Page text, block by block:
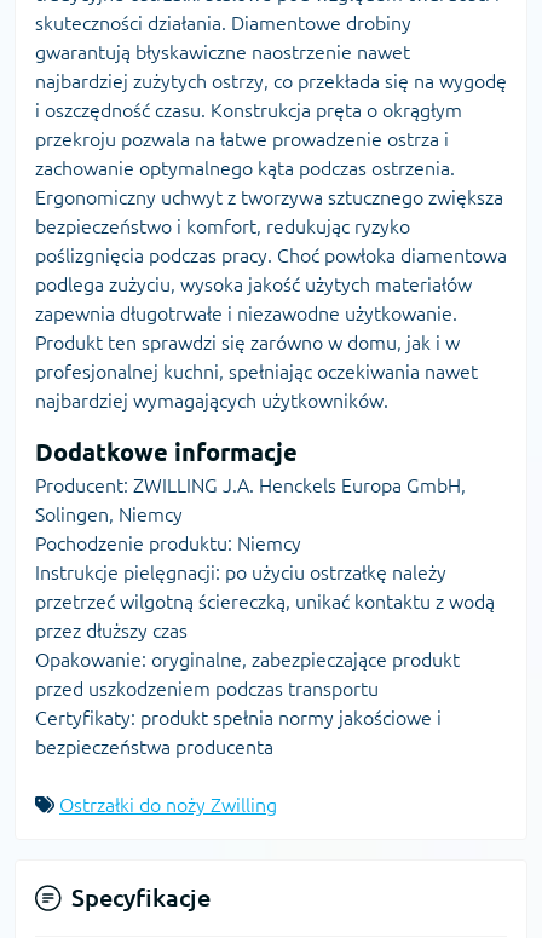
skuteczności działania. Diamentowe drobiny
gwarantują błyskawiczne naostrzenie nawet
najbardziej zużytych ostrzy, co przekłada się na wygodę
i oszczędność czasu. Konstrukcja pręta o okrągłym
przekroju pozwala na łatwe prowadzenie ostrza i
zachowanie optymalnego kąta podczas ostrzenia.
Ergonomiczny uchwyt z tworzywa sztucznego zwiększa
bezpieczeństwo i komfort, redukując ryzyko
poślizgnięcia podczas pracy. Choć powłoka diamentowa
podlega zużyciu, wysoka jakość użytych materiałów
zapewnia długotrwałe i niezawodne użytkowanie.
Produkt ten sprawdzi się zarówno w domu, jak i w
profesjonalnej kuchni, spełniając oczekiwania nawet
najbardziej wymagających użytkowników.
Dodatkowe informacje
Producent: ZWILLING J.A. Henckels Europa GmbH,
Solingen, Niemcy
Pochodzenie produktu: Niemcy
Instrukcje pielęgnacji: po użyciu ostrzałkę należy
przetrzeć wilgotną ściereczką, unikać kontaktu z wodą
przez dłuższy czas
Opakowanie: oryginalne, zabezpieczające produkt
przed uszkodzeniem podczas transportu
Certyfikaty: produkt spełnia normy jakościowe i
bezpieczeństwa producenta
Ostrzałki do noży Zwilling
Specyfikacje